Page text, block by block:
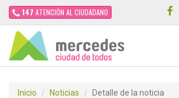
147 ATENCIÓN AL CIUDADANO
Inicio Noticias Detalle de la noticia